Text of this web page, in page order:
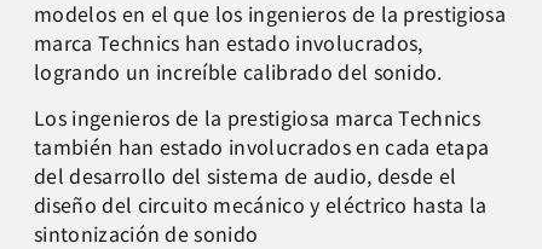
modelos en el que los ingenieros de la prestigiosa
marca Technics han estado involucrados,
logrando un increíble calibrado del sonido.
Los ingenieros de la prestigiosa marca Technics
también han estado involucrados en cada etapa
del desarrollo del sistema de audio, desde el
diseño del circuito mecánico y eléctrico hasta la
sintonización de sonido